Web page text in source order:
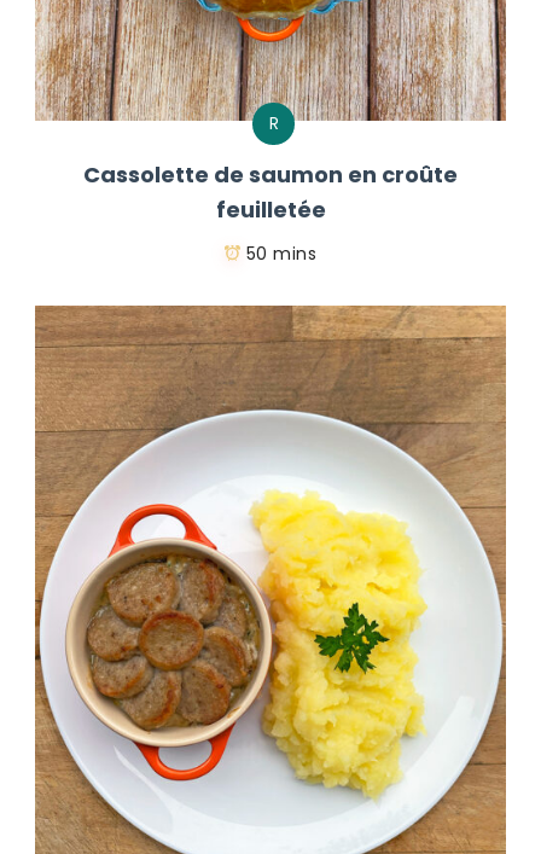
R
Cassolette de saumon en croûte
feuilletée
50 mins